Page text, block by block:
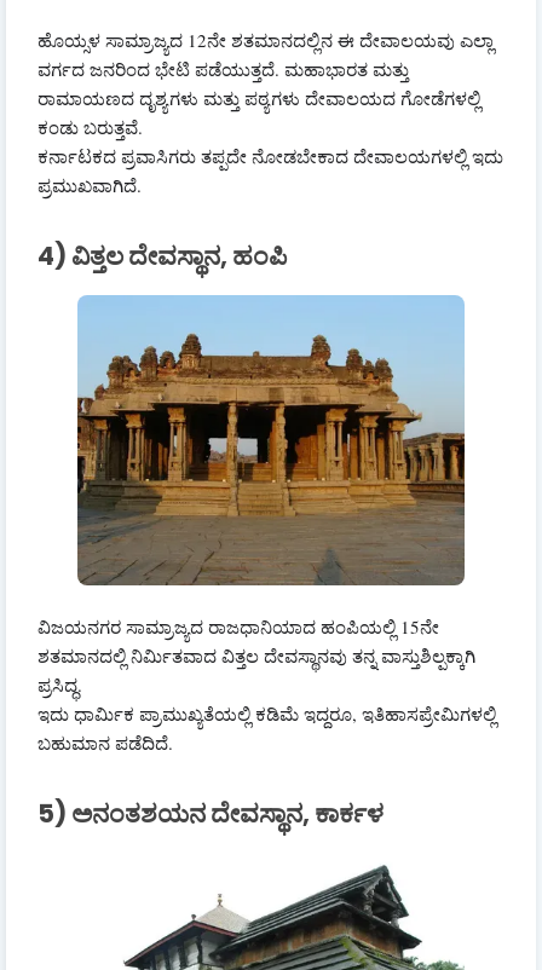
ಹೊಯ್ಸಳ ಸಾಮ್ರಾಜ್ಯದ 12ನೇ ಶತಮಾನದಲ್ಲಿನ ಈ ದೇವಾಲಯವು ಎಲ್ಲಾ
ವರ್ಗದ ಜನರಿಂದ ಭೇಟಿ ಪಡೆಯುತ್ತದೆ. ಮಹಾಭಾರತ ಮತ್ತು
ರಾಮಾಯಣದ ದೃಶ್ಯಗಳು ಮತ್ತು ಪಠ್ಯಗಳು ದೇವಾಲಯದ ಗೋಡೆಗಳಲ್ಲಿ
ಕಂಡು ಬರುತ್ತವೆ.
ಕರ್ನಾಟಕದ ಪ್ರವಾಸಿಗರು ತಪ್ಪದೇ ನೋಡಬೇಕಾದ ದೇವಾಲಯಗಳಲ್ಲಿ ಇದು
ಪ್ರಮುಖವಾಗಿದೆ.
4) ವಿತ್ತಲ ದೇವಸ್ಥಾನ, ಹಂಪಿ
ವಿಜಯನಗರ ಸಾಮ್ರಾಜ್ಯದ ರಾಜಧಾನಿಯಾದ ಹಂಪಿಯಲ್ಲಿ 15ನೇ
ಶತಮಾನದಲ್ಲಿ ನಿರ್ಮಿತವಾದ ವಿತ್ತಲ ದೇವಸ್ಥಾನವು ತನ್ನ ವಾಸ್ತುಶಿಲ್ಪಕ್ಕಾಗಿ
ಪ್ರಸಿದ್ಧ.
ಇದು ಧಾರ್ಮಿಕ ಪ್ರಾಮುಖ್ಯತೆಯಲ್ಲಿ ಕಡಿಮೆ ಇದ್ದರೂ, ಇತಿಹಾಸಪ್ರೇಮಿಗಳಲ್ಲಿ
ಬಹುಮಾನ ಪಡೆದಿದೆ.
5) ಅನಂತಶಯನ ದೇವಸ್ಥಾನ, ಕಾರ್ಕಳ